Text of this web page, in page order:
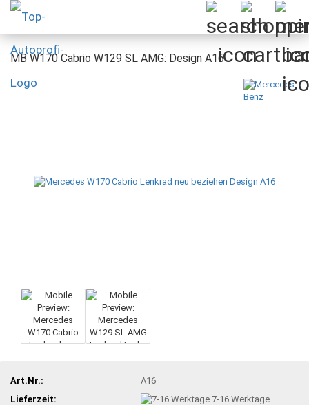
MB W170 Cabrio W129 SL AMG: Design A16
Art.Nr.:
A16
Lieferzeit:
7-16 Werktage